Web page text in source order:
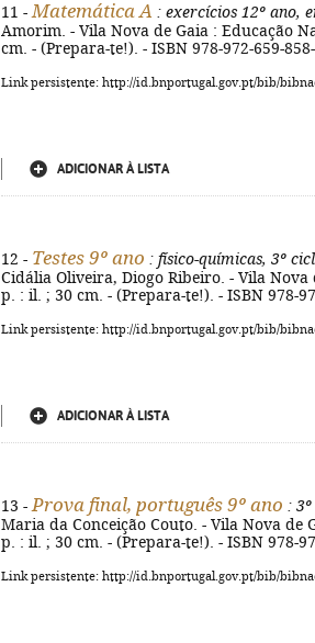
11 - Matemática A : exercícios 12º ano,
Amorim. - Vila Nova de Gaia : Educação
cm. - (Prepara-te!). - ISBN 978-972-659-
Link persistente: http://id.bnportugal.gov.pt/bib/
ADICIONAR À LISTA
12 - Testes 9º ano : físico-químicas, 3º
Cidália Oliveira, Diogo Ribeiro. - Vila Nova
p. : il. ; 30 cm. - (Prepara-te!). - ISBN 978-
Link persistente: http://id.bnportugal.gov.pt/bib/
ADICIONAR À LISTA
13 - Prova final, português 9º ano :
Maria da Conceição Couto. - Vila Nova de
p. : il. ; 30 cm. - (Prepara-te!). - ISBN 978-
Link persistente: http://id.bnportugal.gov.pt/bib/